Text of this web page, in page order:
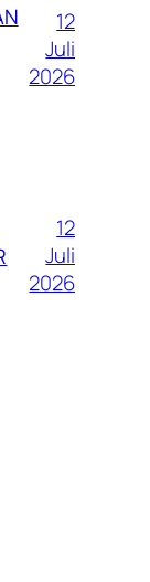
12
Juli
2026
12
Juli
2026